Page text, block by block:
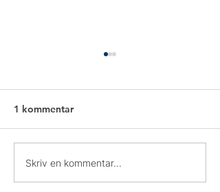
GOS hos Avesta
Verkstäder AB
1 kommentar
Skriv en kommentar...